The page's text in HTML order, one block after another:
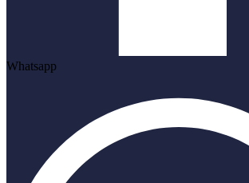
Whatsapp